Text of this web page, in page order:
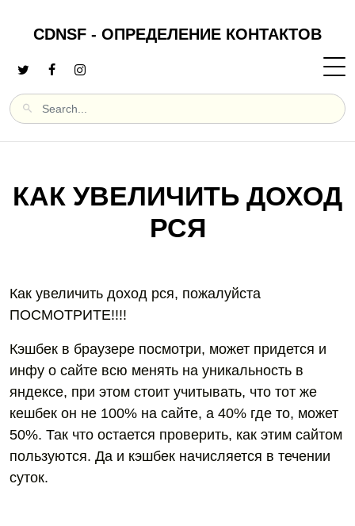
CDNSF - ОПРЕДЕЛЕНИЕ КОНТАКТОВ
КАК УВЕЛИЧИТЬ ДОХОД
РСЯ
Как увеличить доход рся, пожалуйста
ПОСМОТРИТЕ!!!!
Кэшбек в браузере посмотри, может придется и
инфу о сайте всю менять на уникальность в
яндексе, при этом стоит учитывать, что тот же
кешбек он не 100% на сайте, а 40% где то, может
50%. Так что остается проверить, как этим сайтом
пользуются. Да и кэшбек начисляется в течении
суток.